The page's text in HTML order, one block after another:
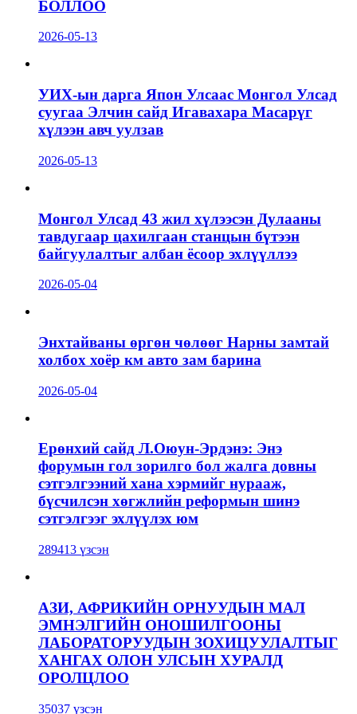
БОЛЛОО
2026-05-13
УИХ-ын дарга Япон Улсаас Монгол Улсад
суугаа Элчин сайд Игавахара Масарүг
хүлээн авч уулзав
2026-05-13
Монгол Улсад 43 жил хүлээсэн Дулааны
тавдугаар цахилгаан станцын бүтээн
байгуулалтыг албан ёсоор эхлүүллээ
2026-05-04
Энхтайваны өргөн чөлөөг Нарны замтай
холбох хоёр км авто зам барина
2026-05-04
Ерөнхий сайд Л.Оюун-Эрдэнэ: Энэ
форумын гол зорилго бол жалга довны
сэтгэлгээний хана хэрмийг нурааж,
бүсчилсэн хөгжлийн реформын шинэ
сэтгэлгээг эхлүүлэх юм
289413 үзсэн
АЗИ, АФРИКИЙН ОРНУУДЫН МАЛ
ЭМНЭЛГИЙН ОНОШИЛГООНЫ
ЛАБОРАТОРУУДЫН ЗОХИЦУУЛАЛТЫГ
ХАНГАХ ОЛОН УЛСЫН ХУРАЛД
ОРОЛЦЛОО
35037 үзсэн